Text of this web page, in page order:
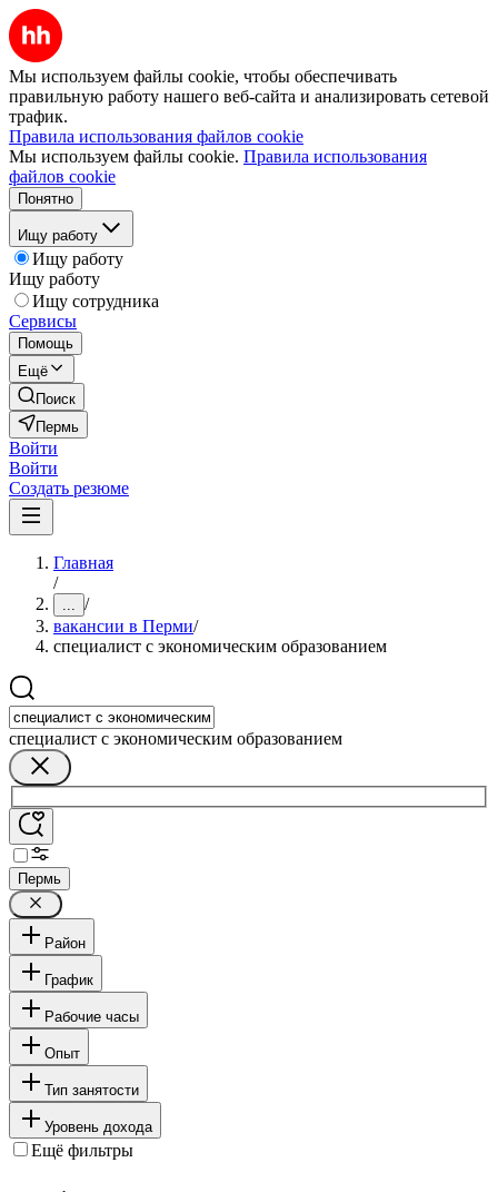
Мы используем файлы cookie, чтобы обеспечивать
правильную работу нашего веб-сайта и анализировать сетевой
трафик.
Правила использования файлов cookie
Мы используем файлы cookie. Правила использования
файлов cookie
Понятно
Ищу работу
Ищу работу
Ищу работу
Ищу сотрудника
Сервисы
Помощь
Ещё
Поиск
Пермь
Войти
Войти
Создать резюме
Главная
/
... /
вакансии в Перми/
специалист с экономическим образованием
специалист с экономическим образованием
Пермь
Район
График
Рабочие часы
Опыт
Тип занятости
Уровень дохода
Ещё фильтры